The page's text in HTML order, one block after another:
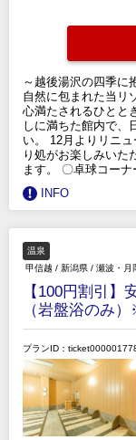
～越後湯沢の四季に
自然に包まれた当リ
心満たされるひとと
しに満ちた館内で、
い。 12月よりリニ
り処がお楽しみいた
ます。 〇卓球コーナ
INFO
温泉
甲信越 / 新潟県 / 瀬波・月
【100円割引
（岩盤浴のみ
プランID：